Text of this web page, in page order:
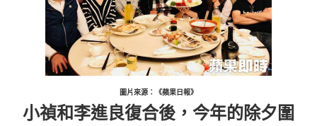
圖片來源：《蘋果日報》
小禎和李進良復合後，今年的除夕圍